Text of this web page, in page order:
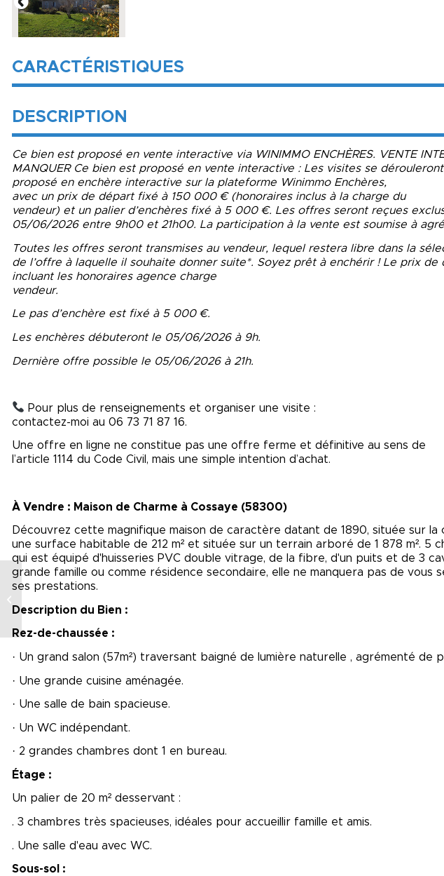
CARACTÉRISTIQUES
DESCRIPTION
Ce bien est proposé en vente interactive via WINIMMO ENCHÈRES. VENTE
MANQUER Ce bien est proposé en vente interactive : Les visites se
proposé en enchère interactive sur la plateforme Winimmo Enchères,
avec un prix de départ fixé à 150 000 € (honoraires inclus à la charge du
vendeur) et un palier d’enchères fixé à 5 000 €. Les offres seront reçues
05/06/2026 entre 9h00 et 21h00. La participation à la vente est soumise à
Toutes les offres seront transmises au vendeur, lequel restera libre dans la
de l’offre à laquelle il souhaite donner suite*. Soyez prêt à enchérir ! Le prix
incluant les honoraires agence charge
vendeur.
Le pas d’enchère est fixé à 5 000 €.
Les enchères débuteront le 05/06/2026 à 9h.
Dernière offre possible le 05/06/2026 à 21h.
Pour plus de renseignements et organiser une visite :
contactez-moi au 06 73 71 87 16.
Une offre en ligne ne constitue pas une offre ferme et définitive au sens de
l’article 1114 du Code Civil, mais une simple intention d’achat.
À Vendre : Maison de Charme à Cossaye (58300)
Découvrez cette magnifique maison de caractère datant de 1890, située sur la
une surface habitable de 212 m² et située sur un terrain arboré de 1 878 m². 5
qui est équipé d'huisseries PVC double vitrage, de la fibre, d'un puits et de 3
grande famille ou comme résidence secondaire, elle ne manquera pas de vous
ses prestations.
Description du Bien :
Rez-de-chaussée :
· Un grand salon (57m²) traversant baigné de lumière naturelle , agrémenté de
· Une grande cuisine aménagée.
· Une salle de bain spacieuse.
· Un WC indépendant.
· 2 grandes chambres dont 1 en bureau.
Étage :
Un palier de 20 m² desservant :
. 3 chambres très spacieuses, idéales pour accueillir famille et amis.
. Une salle d'eau avec WC.
Sous-sol :
Maison Chatillon-sur-
Loire